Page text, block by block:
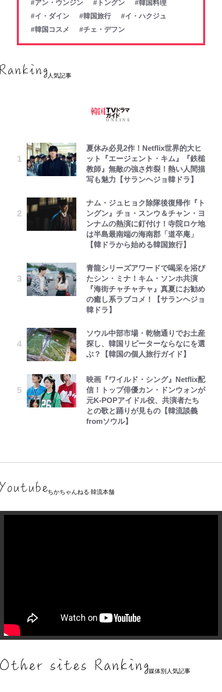
#アン・ウンジン
#トングン
#韓国料理
#イ・ダイン
#韓国旅行
#イ・ハクジュ
#韓国コスメ
#チェ・デフン
人気記事
夏休み必見2作！Netflix世界的大ヒ
ット『エージェント・キム』『鉄槌
教師』無敵の強さ炸裂！熱い人間描
写も魅力【サランヘジョ韓ドラ】
ナム・ジュヒョク除隊後復帰作『ト
ングン』チョ・スンウ＆チャン・ヨ
ンナムの熱演に釘付け！寺院ロケ地
は半島最南端の海南郡「道卒庵」
【韓ドラから始める韓国旅行】
青龍シリーズアワードで喝采を浴び
たシン・ミナ！キム・ソンホ共演
『海街チャチャチャ』真夏にお勧め
の癒し系ラブコメ！【サランヘジョ
韓ドラ】
ソウル中部市場・乾物通りでお土産
探し、韓国リピーターならなにを選
ぶ？【韓国の個人旅行ガイド】
映画『ワイルド・シング』Netflix配
信！トップ俳優カン・ドンウォンが
元K-POPアイドル役、共演者たち
との歌と踊りが見もの【韓流談義
fromソウル】
ちかちゃんねる 韓流本舗
媒体別人気記事